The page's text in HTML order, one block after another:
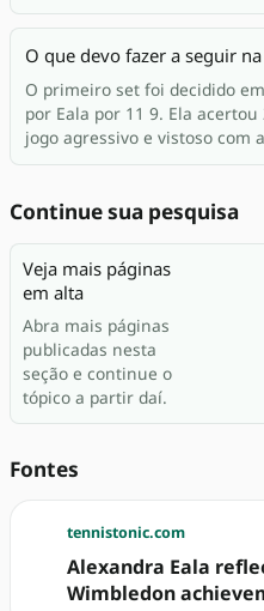
O que devo fazer a seguir
O primeiro set foi decidido
por Eala por 11 9. Ela
jogo agressivo e vistoso com
Continue sua pesquisa
Veja mais páginas
em alta
Abra mais páginas
publicadas nesta
seção e continue o
tópico a partir daí.
Fontes
tennistonic.com
Alexandra Eala
Wimbledon